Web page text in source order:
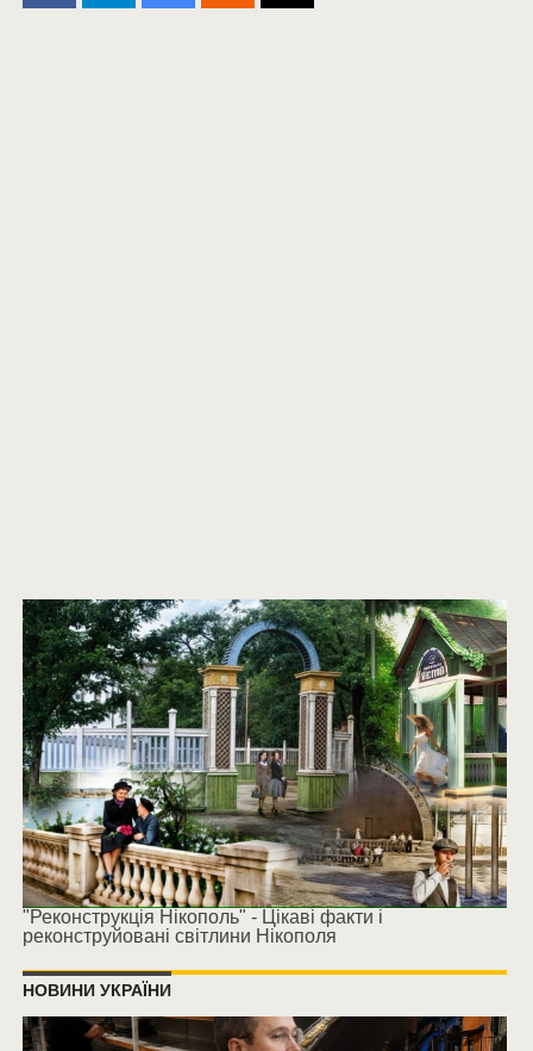
"Реконструкція Нікополь" - Цікаві факти і
реконструйовані світлини Нікополя
НОВИНИ УКРАЇНИ